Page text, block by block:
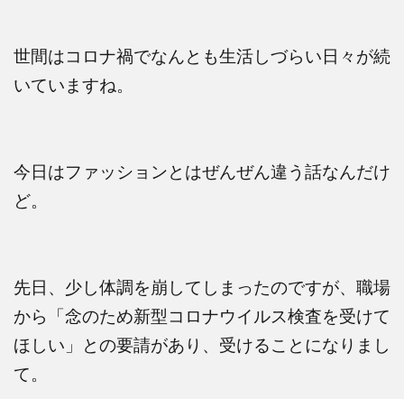
世間はコロナ禍でなんとも生活しづらい日々が続
いていますね。
今日はファッションとはぜんぜん違う話なんだけ
ど。
先日、少し体調を崩してしまったのですが、職場
から「念のため新型コロナウイルス検査を受けて
ほしい」との要請があり、受けることになりまし
て。